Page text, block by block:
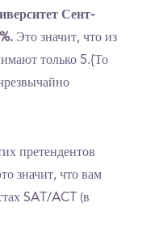
Сент-
Это значит, что из
только 5.{То
претендентов
значит, что вам
SAT/ACT (в